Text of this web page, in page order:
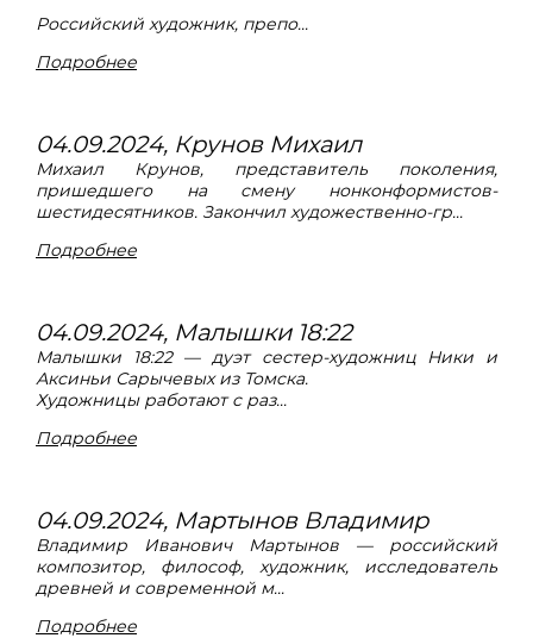
Российский художник, препо...
Подробнее
04.09.2024, Крунов Михаил
Михаил Крунов, представитель поколения,
пришедшего на смену нонконформистов-
шестидесятников. Закончил художественно-гр...
Подробнее
04.09.2024, Малышки 18:22
Малышки 18:22 — дуэт сестер-художниц Ники и
Аксиньи Сарычевых из Томска.
Художницы работают с раз...
Подробнее
04.09.2024, Мартынов Владимир
Владимир Иванович Мартынов — российский
композитор, философ, художник, исследователь
древней и современной м...
Подробнее